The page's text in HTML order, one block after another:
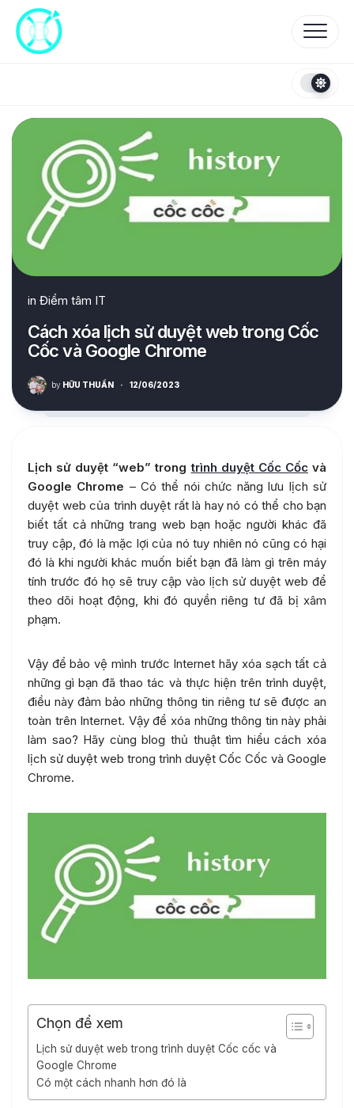
content
in Điểm tâm IT
Cách xóa lịch sử duyệt web trong Cốc
Cốc và Google Chrome
by HỮU THUẦN · 12/06/2023
Lịch sử duyệt “web” trongtrình duyệt Cốc Cốcvà
Google Chrome – Có thể nói chức năng lưu lịch sử
duyệt web của trình duyệt rất là hay nó có thể cho bạn
biết tất cả những trang web bạn hoặc người khác đã
truy cập, đó là mặc lợi của nó tuy nhiên nó cũng có hại
đó là khi người khác muốn biết bạn đã làm gì trên máy
tính trước đó họ sẽ truy cập vào lịch sử duyệt web để
theo dõi hoạt động, khi đó quyền riêng tư đã bị xâm
phạm.
Vậy để bảo vệ mình trước Internet hãy xóa sạch tất cả
những gì bạn đã thao tác và thực hiện trên trình duyệt,
điều này đảm bảo những thông tin riêng tư sẽ được an
toàn trên Internet. Vậy để xóa những thông tin này phải
làm sao? Hãy cùng blog thủ thuật tìm hiểu cách xóa
lịch sử duyệt web trong trình duyệt Cốc Cốc và Google
Chrome.
Chọn để xem
Lịch sử duyệt web trong trình duyệt Cốc cốc và
Google Chrome
Có một cách nhanh hơn đó là